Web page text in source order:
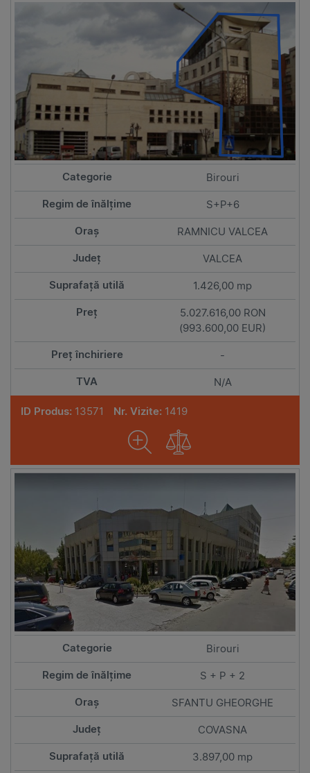
Birouri
S+P+6
RAMNICU VALCEA
VALCEA
1.426,00 mp
5.027.616,00 RON
(993.600,00 EUR)
-
N/A
ID Produs: 13571 Nr. Vizite: 1419
Birouri
S + P + 2
SFANTU GHEORGHE
COVASNA
3.897,00 mp